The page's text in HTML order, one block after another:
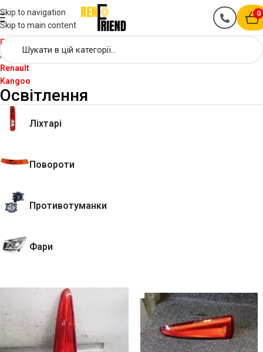
Skip to navigation
Skip to main content
0
Головна
Renault
Kangoo
Освітлення
Ліхтарі
Повороти
Противотуманки
Фари